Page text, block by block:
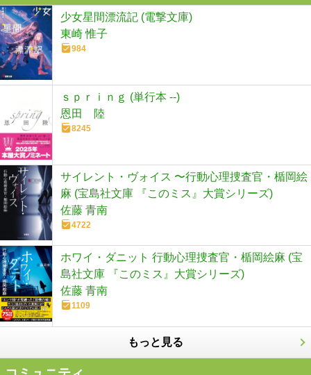
少女星間漂流記 (電撃文庫)
東崎 惟子
984
ｓｐｒｉｎｇ (単行本 --)
恩田 陸
8245
サイレント・ヴォイス 〜行動心理捜査官・楯岡絵
麻 (宝島社文庫 『このミス』大賞シリーズ)
佐藤 青南
4722
ホワイ・ダニット 行動心理捜査官・楯岡絵麻 (宝
島社文庫 『このミス』大賞シリーズ)
佐藤 青南
1109
もっと見る